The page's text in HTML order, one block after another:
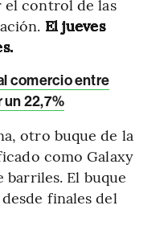
el control de las
El jueves
comercio entre
un 22,7%
otro buque de la
como Galaxy
barriles. El buque
finales del